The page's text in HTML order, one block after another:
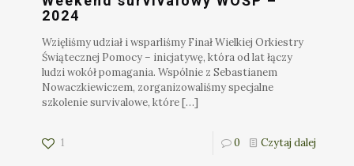
2024
Wzięliśmy udział i wsparliśmy Finał Wielkiej Orkiestry
Świątecznej Pomocy – inicjatywę, która od lat łączy
ludzi wokół pomagania. Wspólnie z Sebastianem
Nowaczkiewiczem, zorganizowaliśmy specjalne
szkolenie survivalowe, które […]
1 0 Czytaj dalej